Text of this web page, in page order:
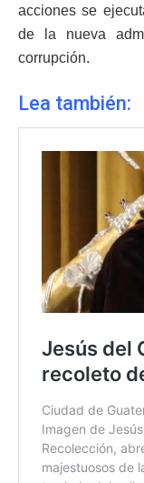
acciones se
de la nueva
corrupción.
Lea también: